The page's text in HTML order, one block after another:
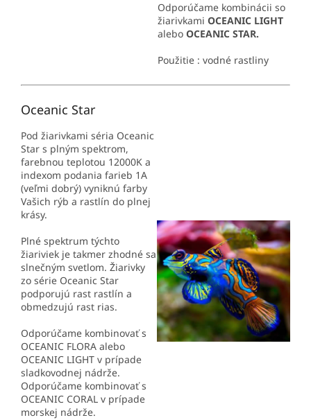
Odporúčame kombinácii so
žiarivkami OCEANIC LIGHT
alebo OCEANIC STAR.
Použitie : vodné rastliny
Oceanic Star
Pod žiarivkami séria Oceanic
Star s plným spektrom,
farebnou teplotou 12000K a
indexom podania farieb 1A
(veľmi dobrý) vyniknú farby
Vašich rýb a rastlín do plnej
krásy.
Plné spektrum týchto
žiariviek je takmer zhodné sa
slnečným svetlom. Žiarivky
zo série Oceanic Star
podporujú rast rastlín a
obmedzujú rast rias.
Odporúčame kombinovať s
OCEANIC FLORA alebo
OCEANIC LIGHT v prípade
sladkovodnej nádrže.
Odporúčame kombinovať s
OCEANIC CORAL v prípade
morskej nádrže.